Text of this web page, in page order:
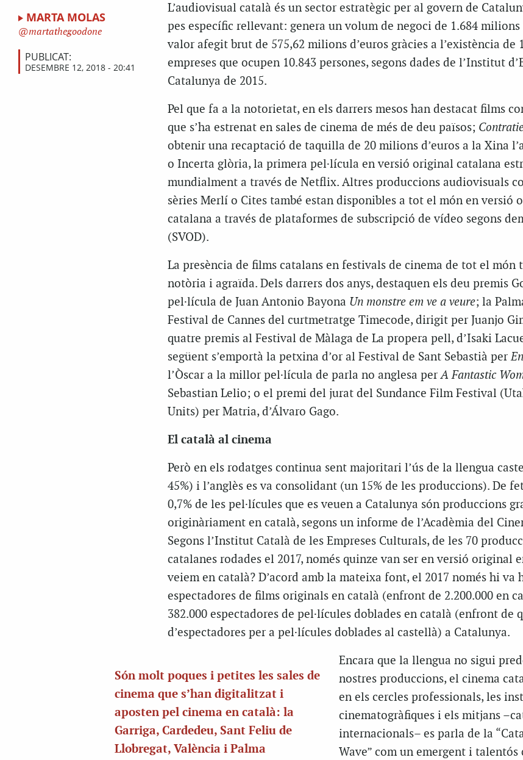
MARTA MOLAS
martathegoodone
PUBLICAT:
DESEMBRE 12, 2018 - 20:41
L’audiovisual català és un sector estratègic per al govern de
pes específic rellevant: genera un volum de negoci de 1.684 milions
valor afegit brut de 575,62 milions d’euros gràcies a l’existència de
empreses que ocupen 10.843 persones, segons dades de l’Institut
Catalunya de 2015.
Pel que fa a la notorietat, en els darrers mesos han destacat films
que s’ha estrenat en sales de cinema de més de deu països;
obtenir una recaptació de taquilla de 20 milions d’euros a la Xina
o Incerta glòria, la primera pel·lícula en versió original catalana
mundialment a través de Netflix. Altres produccions audiovisuals
sèries Merlío Citestambé estan disponibles a tot el món en versió
catalana a través de plataformes de subscripció de vídeo segons
(SVOD).
La presència de films catalans en festivals de cinema de tot el món
notòria i agraïda. Dels darrers dos anys, destaquen els deu premis
pel·lícula de Juan Antonio Bayona Un monstre em ve a veure; la
Festival de Cannes del curtmetratge Timecode, dirigit per Juanjo
quatre premis al Festival de Màlaga de La propera pell, d’Isaki
següent s’emportà la petxina d’or al Festival de Sant Sebastià per
l’Òscar a la millor pel·lícula de parla no anglesa perA Fantastic
Sebastian Lelio; o el premi del jurat del Sundance Film Festival
Units) per Matria, d’Álvaro Gago.
El català al cinema
Però en els rodatges continua sent majoritari l’ús de la llengua
45%) i l’anglès es va consolidant (un 15% de les produccions). De
0,7% de les pel·lícules que es veuen a Catalunya són produccions
originàriament en català, segons un informe de l’Acadèmia del
Segons l’Institut Català de les Empreses Culturals, de les 70
catalanes rodades el 2017, només quinze van ser en versió original
veiem en català? D’acord amb la mateixa font, el 2017 només hi va
espectadores de films originals en català (enfront de 2.200.000 en
382.000 espectadores de pel·lícules doblades en català (enfront de
d’espectadores per a pel·lícules doblades al castellà) a Catalunya.
Són molt poques i petites les sales de
cinema que s’han digitalitzat i
aposten pel cinema en català: la
Garriga, Cardedeu, Sant Feliu de
Llobregat, València i Palma
Encara que la llengua no sigui
nostres produccions, el cinema
en els cercles professionals, les
cinematogràfiques i els mitjans
internacionals– es parla de la
Wave” com un emergent i talentós